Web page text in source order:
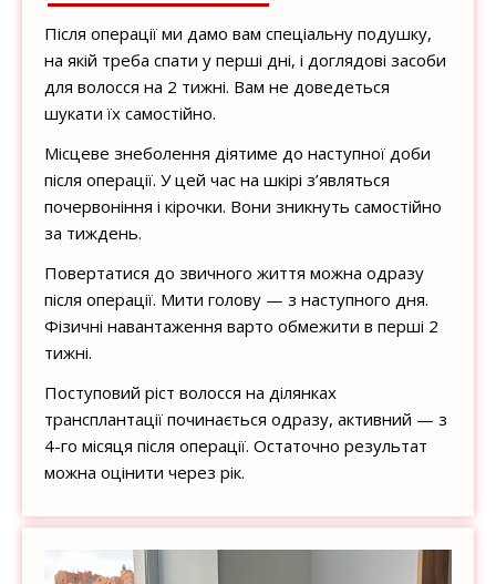
Після операції ми дамо вам спеціальну подушку,
на якій треба спати у перші дні, і доглядові засоби
для волосся на 2 тижні. Вам не доведеться
шукати їх самостійно.
Місцеве знеболення діятиме до наступної доби
після операції. У цей час на шкірі з’являться
почервоніння і кірочки. Вони зникнуть самостійно
за тиждень.
Повертатися до звичного життя можна одразу
після операції. Мити голову — з наступного дня.
Фізичні навантаження варто обмежити в перші 2
тижні.
Поступовий ріст волосся на ділянках
трансплантації починається одразу, активний — з
4-го місяця після операції. Остаточно результат
можна оцінити через рік.